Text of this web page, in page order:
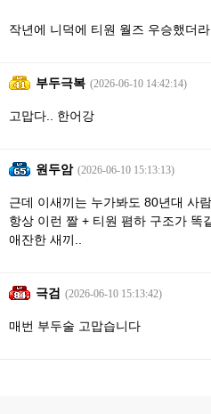
작년에 니덕에 티원 월즈 우승했더
부두극복 (2026-06-10 14:42:14)
고맙다.. 한어강
원두암 (2026-06-10 15:13:13)
근데 이새끼는 누가봐도 80년대 사
항상 이런 짤 + 티원 폄하 구조가 똑
애잔한 새끼..
극검 (2026-06-10 15:13:42)
매번 부두술 고맙습니다